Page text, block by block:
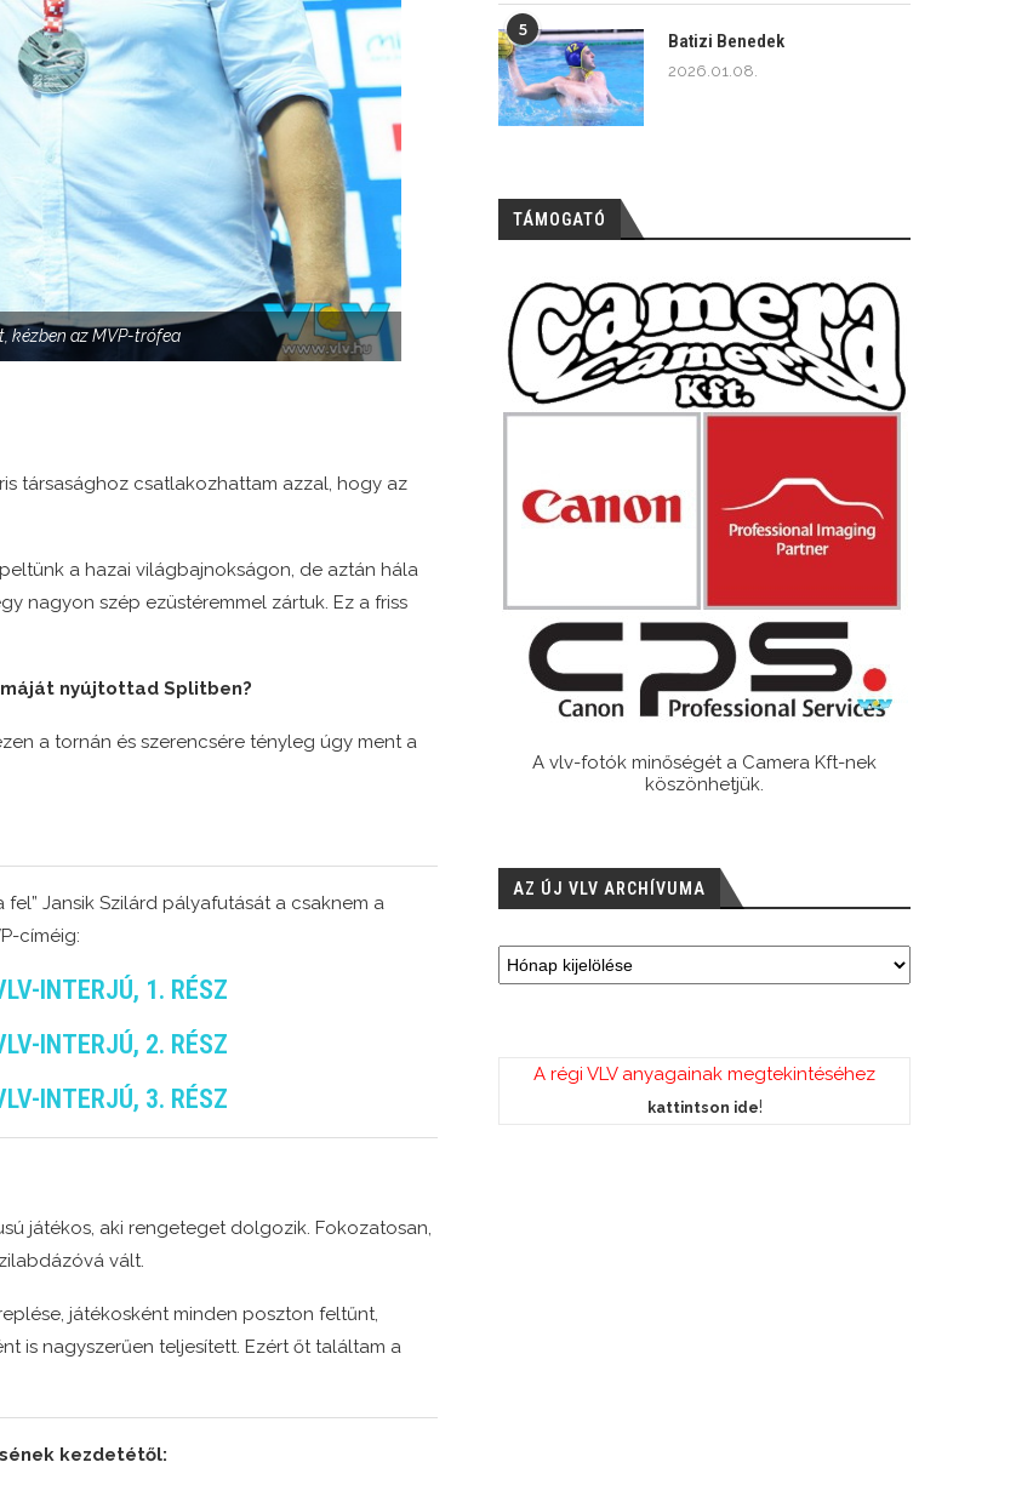
kézben az MVP-trófea
társasághoz csatlakozhattam azzal, hogy az
a hazai világbajnokságon, de aztán hála
nagyon szép ezüstéremmel zártuk. Ez a friss
nyújtottad Splitben?
a tornán és szerencsére tényleg úgy ment a
Jansik Szilárd pályafutását a csaknem a
címéig:
INTERJÚ, 1. RÉSZ
INTERJÚ, 2. RÉSZ
INTERJÚ, 3. RÉSZ
játékos, aki rengeteget dolgozik. Fokozatosan,
vált.
játékosként minden poszton feltűnt,
is nagyszerűen teljesített. Ezért őt találtam a
kezdetétől:
5
Batizi Benedek
2026.01.08.
TÁMOGATÓ
A vlv-fotók minőségét a Camera Kft-nek
köszönhetjük.
AZ ÚJ VLV ARCHÍVUMA
A régi VLV anyagainak megtekintéséhez
kattintson ide!